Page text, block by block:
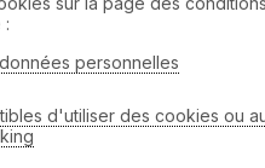
19 km 440 m
n°13 chemin de la
du Rec-Grand créés
Malepère (AUDE) »
:
personnelles
d'utiliser des cookies ou